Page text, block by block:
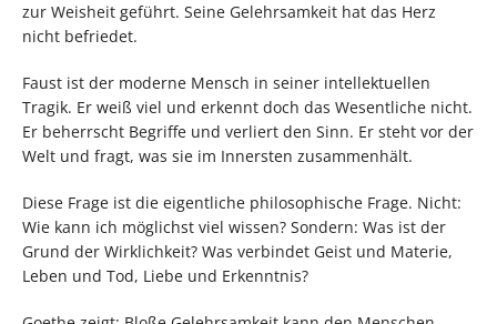
zur Weisheit geführt. Seine Gelehrsamkeit hat das Herz
nicht befriedet.
Faust ist der moderne Mensch in seiner intellektuellen
Tragik. Er weiß viel und erkennt doch das Wesentliche nicht.
Er beherrscht Begriffe und verliert den Sinn. Er steht vor der
Welt und fragt, was sie im Innersten zusammenhält.
Diese Frage ist die eigentliche philosophische Frage. Nicht:
Wie kann ich möglichst viel wissen? Sondern: Was ist der
Grund der Wirklichkeit? Was verbindet Geist und Materie,
Leben und Tod, Liebe und Erkenntnis?